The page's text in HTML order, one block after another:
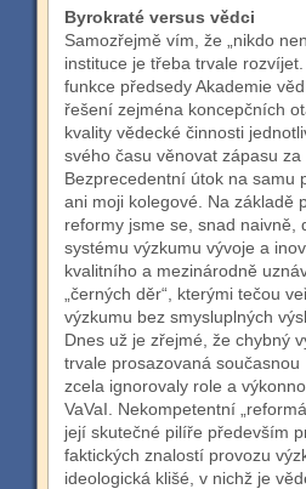
Byrokraté versus vědci
Samozřejmě vím, že „nikdo
instituce je třeba trvale
funkce předsedy Akademie
řešení zejména koncepčních
kvality vědecké činnosti
svého času věnovat zápasu
Bezprecedentní útok na samu
ani moji kolegové. Na základě
reformy jsme se, snad
systému výzkumu vývoje a
kvalitního a mezinárodně
„černých děr“, kterými tečou
výzkumu bez smysluplných
Dnes už je zřejmé, že chybný
trvale prosazovaná
zcela ignorovaly role a
VaVaI. Nekompetentní
její skutečné pilíře především
faktických znalostí provozu
ideologická klišé, v nichž je